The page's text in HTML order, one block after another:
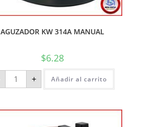
AGUZADOR KW 314A MANUAL
$6.28
+ Añadir al carrito